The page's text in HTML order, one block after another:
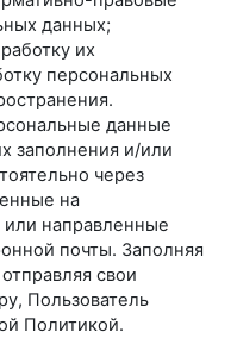
данных;
их
персональных
данные
заполнения и/или
через
на
или направленные
почты. Заполняя
свои
Пользователь
Политикой.